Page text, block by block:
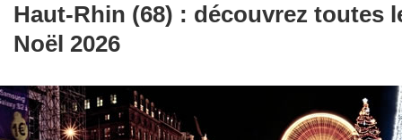
Haut-Rhin (68) : découvrez toutes
Noël 2026